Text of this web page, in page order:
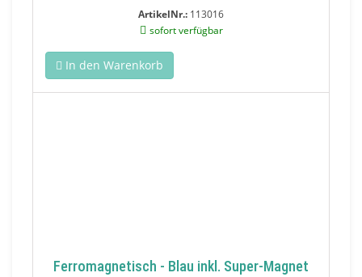
ArtikelNr.: 113016
sofort verfügbar
In den Warenkorb
Ferromagnetisch - Blau inkl. Super-Magnet